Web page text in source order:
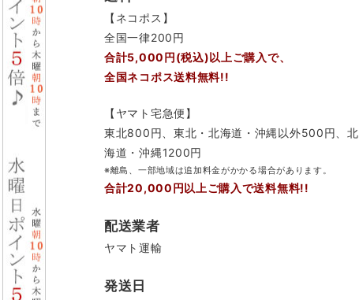
【ネコポス】
全国一律200円
合計5,000円(税込)以上ご購入で、
全国ネコポス送料無料!!
【ヤマト宅急便】
東北800円、東北・北海道・沖縄以外500円、北
海道・沖縄1200円
※離島、一部地域は追加料金がかかる場合があります。
合計20,000円以上ご購入で送料無料!!
配送業者
ヤマト運輸
発送日